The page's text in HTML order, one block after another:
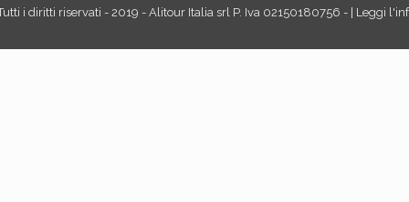
i diritti riservati - 2019 - Alitour Italia srl P. Iva 02150180756 - | Leggi